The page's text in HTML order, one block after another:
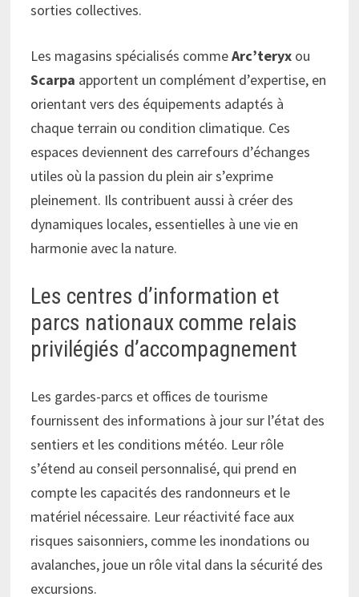
sorties collectives.
Les magasins spécialisés commeArc’teryx ou
Scarpa apportent un complément d’expertise, en
orientant vers des équipements adaptés à
chaque terrain ou condition climatique. Ces
espaces deviennent des carrefours d’échanges
utiles où la passion du plein air s’exprime
pleinement. Ils contribuent aussi à créer des
dynamiques locales, essentielles à une vie en
harmonie avec la nature.
Les centres d’information et
parcs nationaux comme relais
privilégiés d’accompagnement
Les gardes-parcs et offices de tourisme
fournissent des informations à jour sur l’état des
sentiers et les conditions météo. Leur rôle
s’étend au conseil personnalisé, qui prend en
compte les capacités des randonneurs et le
matériel nécessaire. Leur réactivité face aux
risques saisonniers, comme les inondations ou
avalanches, joue un rôle vital dans la sécurité des
excursions.